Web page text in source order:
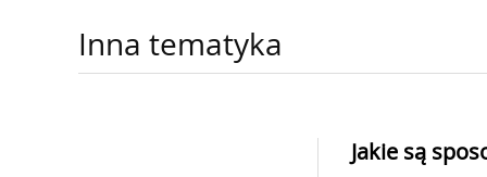
Inna tematyka
Jakie są